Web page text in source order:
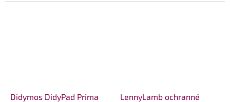
Didymos DidyPad Prima
LennyLamb ochranné